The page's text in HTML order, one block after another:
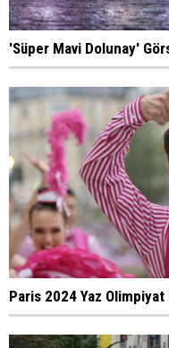
'Süper Mavi Dolunay'
Paris 2024 Yaz Olimpiyat